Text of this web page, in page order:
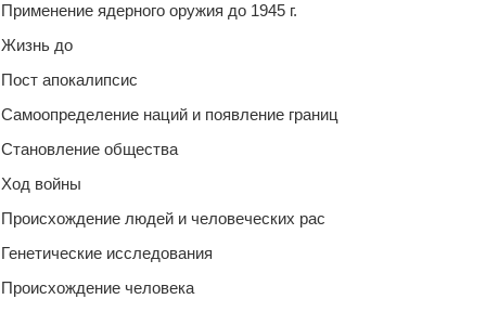
Применение ядерного оружия до 1945 г.
Жизнь до
Пост апокалипсис
Самоопределение наций и появление границ
Становление общества
Ход войны
Происхождение людей и человеческих рас
Генетические исследования
Происхождение человека